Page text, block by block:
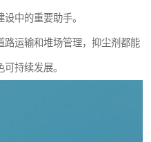
中的重要助手。
运输和堆场管理，抑尘剂都能
持续发展。